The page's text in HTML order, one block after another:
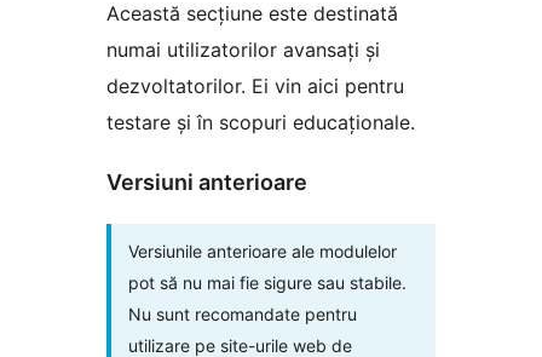
Această secțiune este destinată
numai utilizatorilor avansați și
dezvoltatorilor. Ei vin aici pentru
testare și în scopuri educaționale.
Versiuni anterioare
Versiunile anterioare ale modulelor
pot să nu mai fie sigure sau stabile.
Nu sunt recomandate pentru
utilizare pe site-urile web de